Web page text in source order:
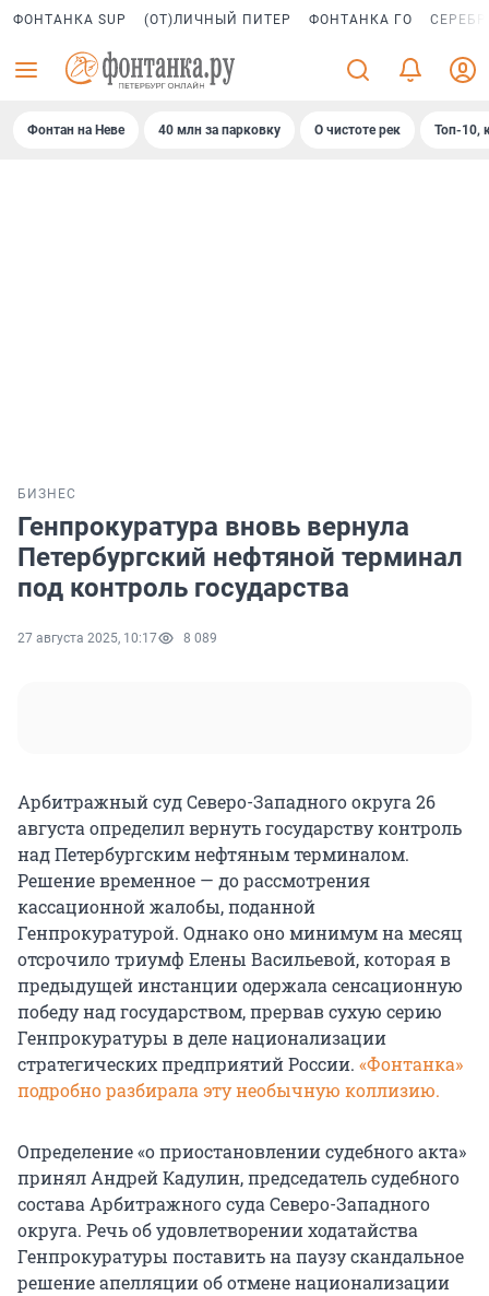
ФОНТАНКА SUP (ОТ)ЛИЧНЫЙ ПИТЕР ФОНТАНКА ГО
Фонтан на Неве 40 млн за парковку О чистоте рек Топ-10,
БИЗНЕС
Генпрокуратура вновь вернула
Петербургский нефтяной терминал
под контроль государства
27 августа 2025, 10:17 8 089
Арбитражный суд Северо-Западного округа 26
августа определил вернуть государству контроль
над Петербургским нефтяным терминалом.
Решение временное — до рассмотрения
кассационной жалобы, поданной
Генпрокуратурой. Однако оно минимум на месяц
отсрочило триумф Елены Васильевой, которая в
предыдущей инстанции одержала сенсационную
победу над государством, прервав сухую серию
Генпрокуратуры в деле национализации
стратегических предприятий России. «Фонтанка»
подробно разбирала эту необычную коллизию.
Определение «о приостановлении судебного акта»
принял Андрей Кадулин, председатель судебного
состава Арбитражного суда Северо-Западного
округа. Речь об удовлетворении ходатайства
Генпрокуратуры поставить на паузу скандальное
решение апелляции об отмене национализации